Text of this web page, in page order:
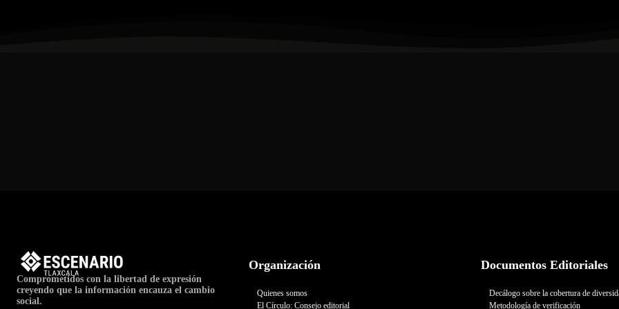
Comprometidos con la libertad de expresión
creyendo que la información encauza el cambio
social.
Organización
Quienes somos
El Círculo: Consejo editorial
Documentos Editoriales
Decálogo sobre la cobertura de
Metodología de verificación